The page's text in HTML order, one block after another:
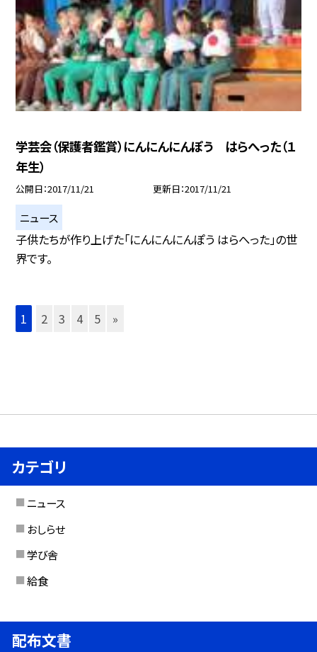
学芸会（保護者鑑賞）にんにんにんぽう はらへった（１
年生）
公開日 2017/11/21 更新日 2017/11/21
ニュース
子供たちが作り上げた「にんにんにんぽう はらへった」の世
界です。
1 2 3 4 5 »
カテゴリ
ニュース
おしらせ
学び舎
給食
配布文書